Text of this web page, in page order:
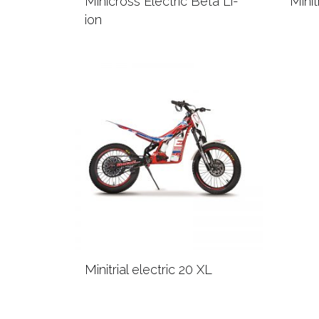
ion
Minitrial electric 20 XL